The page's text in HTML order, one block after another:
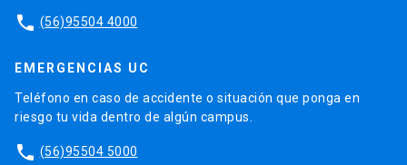
phone (56)95504 4000
EMERGENCIAS UC
Teléfono en caso de accidente o situación que ponga en
riesgo tu vida dentro de algún campus.
phone (56)95504 5000